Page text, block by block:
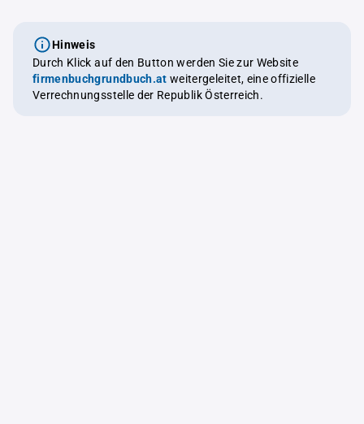
Hinweis
Durch Klick auf den Button werden Sie zur Website
firmenbuchgrundbuch.at weitergeleitet, eine offizielle
Verrechnungsstelle der Republik Österreich.